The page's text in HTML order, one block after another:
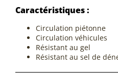
Caractéristiques :
Circulation piétonne
Circulation véhicules
Résistant au gel
Résistant au sel de